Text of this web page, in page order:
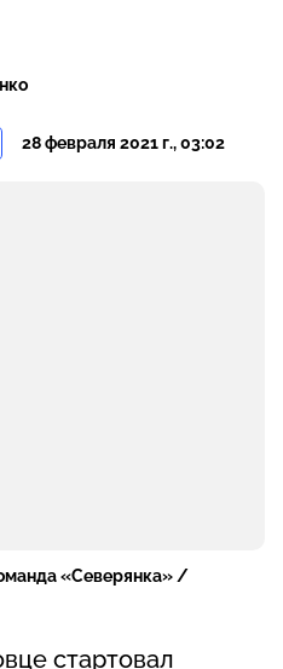
28 февраля 2021 г., 03:02
«Северянка» /
стартовал